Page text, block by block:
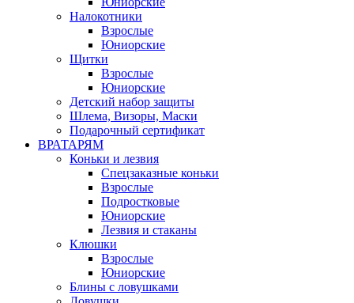
Налокотники
Взрослые
Юниорские
Щитки
Взрослые
Юниорские
Детский набор защиты
Шлема, Визоры, Маски
Подарочный сертификат
ВРАТАРЯМ
Коньки и лезвия
Спецзаказные коньки
Взрослые
Подростковые
Юниорские
Лезвия и стаканы
Клюшки
Взрослые
Юниорские
Блины с ловушками